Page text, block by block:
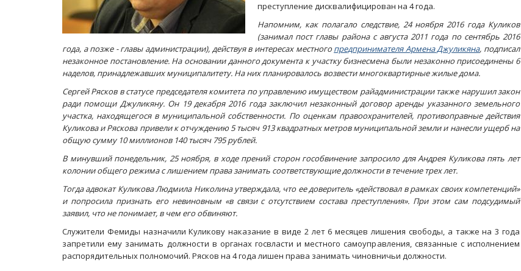
преступление дисквалифицирован на 4 года.
Напомним, как полагало следствие, 24 ноября 2016 года Куликов
(занимал пост главы района с августа 2011 года по сентябрь 2016
года, а позже - главы администрации), действуя в интересах местногопредпринимателя Армена Джуликяна, подписал
незаконное постановление. На основании данного документа к участку бизнесмена были незаконно присоединены 6
наделов, принадлежавших муниципалитету. На них планировалось возвести многоквартирные жилые дома.
Сергей Рясков в статусе председателя комитета по управлению имуществом райадминистрации также нарушил закон
ради помощи Джуликяну. Он 19 декабря 2016 года заключил незаконный договор аренды указанного земельного
участка, находящегося в муниципальной собственности. По оценкам правоохранителей, противоправные действия
Куликова и Ряскова привели к отчуждению 5 тысяч 913 квадратных метров муниципальной земли и нанесли ущерб на
общую сумму 10 миллионов 140 тысяч 795 рублей.
В минувший понедельник, 25 ноября, в ходе прений сторон гособвинение запросило для Андрея Куликова пять лет
колонии общего режима с лишением права занимать соответствующие должности в течение трех лет.
Тогда адвокат Куликова Людмила Николина утверждала, что ее доверитель «действовал в рамках своих компетенций»
и попросила признать его невиновным «в связи с отсутствием состава преступления». При этом сам подсудимый
заявил, что не понимает, в чем его обвиняют.
Служители Фемиды назначили Куликову наказание в виде 2 лет 6 месяцев лишения свободы, а также на 3 года
запретили ему занимать должности в органах госвласти и местного самоуправления, связанные с исполнением
распорядительных полномочий. Рясков на 4 года лишен права занимать чиновничьи должности.